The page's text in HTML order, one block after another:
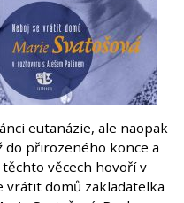
eutanázie, ale naopak
do přirozeného konce a
věcech hovoří v
domů zakladatelka